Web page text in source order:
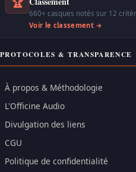
660+ casques notés sur 12
Voir le classement →
PROTOCOLES & TRANSPARENCE
À propos & Méthodologie
L'Officine Audio
Divulgation des liens
CGU
Politique de confidentialité